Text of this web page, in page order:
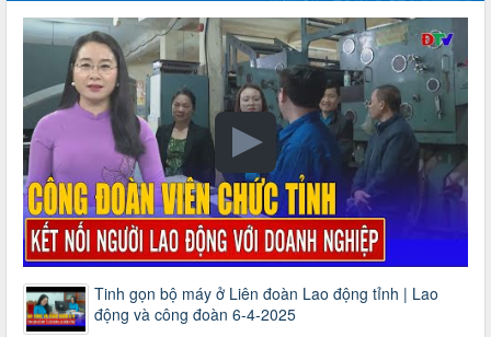
Tinh gọn bộ máy ở Liên đoàn Lao động tỉnh | Lao
động và công đoàn 6-4-2025